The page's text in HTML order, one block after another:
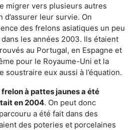
migrer vers plusieurs autres
d’assurer leur survie. On
des frelons asiatiques un peu
les années 2003. Ils étaient
au Portugal, en Espagne et
pour le Royaume-Uni et la
soustraire eux aussi à l’équation.
à pattes jaunes a été
en 2004. On peut donc
a été fait dans des
des poteries et porcelaines